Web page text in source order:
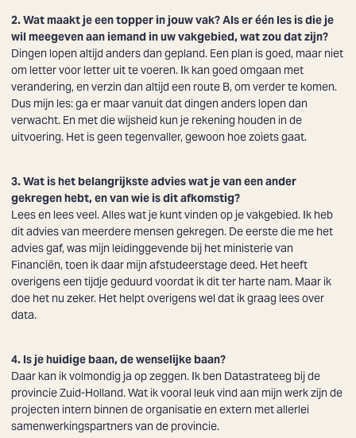
2. Wat maakt je een topper in jouw vak? Als er één les is die je
wil meegeven aan iemand in uw vakgebied, wat zou dat zijn?
Dingen lopen altijd anders dan gepland. Een plan is goed, maar niet
om letter voor letter uit te voeren. Ik kan goed omgaan met
verandering, en verzin dan altijd een route B, om verder te komen.
Dus mijn les: ga er maar vanuit dat dingen anders lopen dan
verwacht. En met die wijsheid kun je rekening houden in de
uitvoering. Het is geen tegenvaller, gewoon hoe zoiets gaat.
3.Wat is het belangrijkste advies wat je van een ander
gekregen hebt, en van wie is dit afkomstig?
Lees en lees veel. Alles wat je kunt vinden op je vakgebied. Ik heb
dit advies van meerdere mensen gekregen. De eerste die me het
advies gaf, was mijn leidinggevende bij het ministerie van
Financiën, toen ik daar mijn afstudeerstage deed. Het heeft
overigens een tijdje geduurd voordat ik dit ter harte nam. Maar ik
doe het nu zeker. Het helpt overigens wel dat ik graag lees over
data.
4. Is je huidige baan, de wenselijke baan?
Daar kan ik volmondig ja op zeggen. Ik ben Datastrateeg bij de
provincie Zuid-Holland. Wat ik vooral leuk vind aan mijn werk zijn de
projecten intern binnen de organisatie en extern met allerlei
samenwerkingspartners van de provincie.